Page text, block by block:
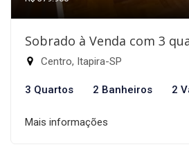
Sobrado à Venda com 3
Centro, Itapira-SP
3 Quartos 2 Banheiros 2
Mais informações